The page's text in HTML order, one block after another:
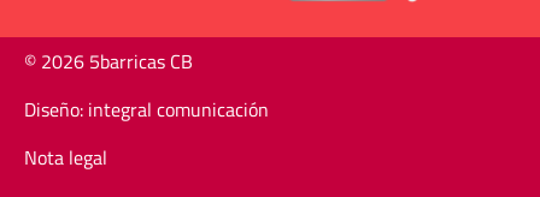
© 2026 5barricas CB
Diseño: integral comunicación
Nota legal